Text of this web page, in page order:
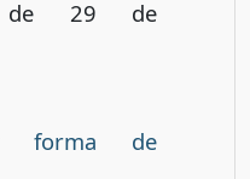
de 29 de
forma de